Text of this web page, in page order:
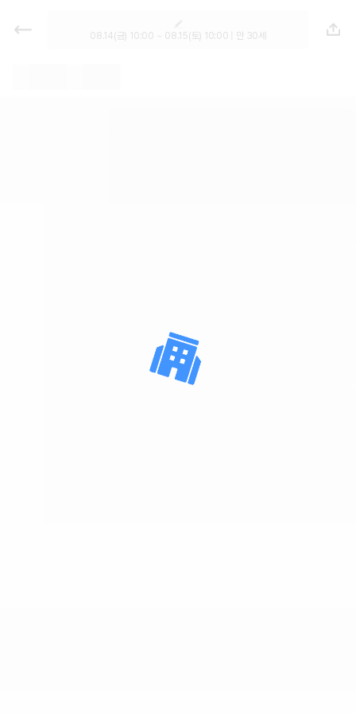
렌트카 - 경기 렌터카 가격비교, 최저
가 보장 1위 카모아
08.14(금) 10:00 ~ 08.15(토) 10:00 | 만 30세